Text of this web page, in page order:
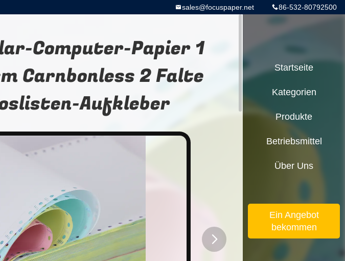
86-532-80792500
sales@focuspaper.net
Computer-Papier 1
Carnbonless 2 Falte
Aufkleber
Startseite
Kategorien
Produkte
Betriebsmittel
Über Uns
Ein Angebot
bekommen